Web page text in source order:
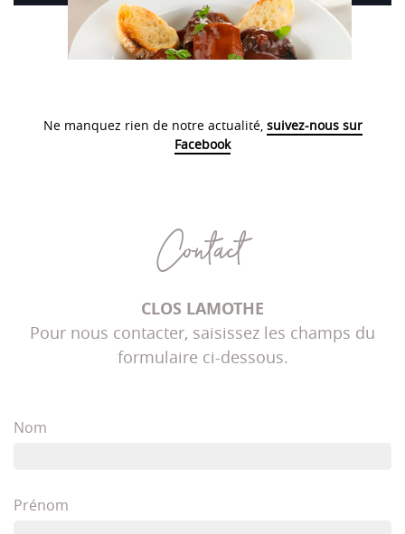
Ne manquez rien de notre actualité, suivez-nous sur
Facebook
Contact
CLOS LAMOTHE
Pour nous contacter, saisissez les champs du
formulaire ci-dessous.
Nom
Prénom